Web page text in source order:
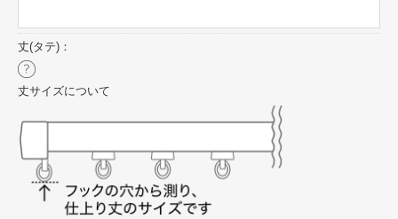
丈(タテ)：
丈サイズについて